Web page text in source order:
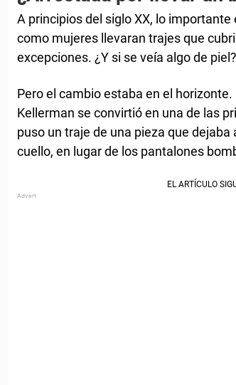
A principios del siglo XX, lo
como mujeres llevaran trajes que
excepciones. ¿Y si se veía algo de
Pero el cambio estaba en el
Kellerman se convirtió en una de las
puso un traje de una pieza que
cuello, en lugar de los pantalones